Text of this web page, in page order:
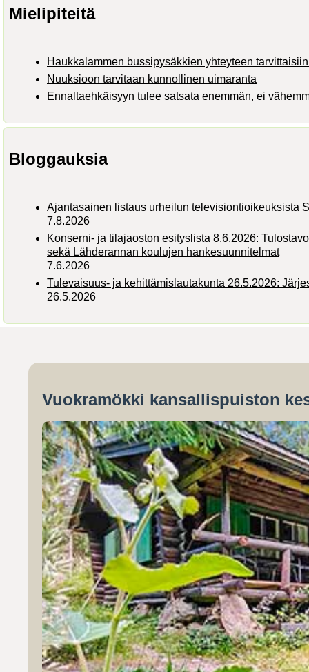
Mielipiteitä
Haukkalammen bussipysäkkien yhteyteen
Nuuksioon tarvitaan kunnollinen uimaranta
Ennaltaehkäisyyn tulee satsata enemmän, ei
Bloggauksia
Ajantasainen listaus urheilun televisiontioikeuksista
7.8.2026
Konserni- ja tilajaoston esityslista 8.6.2026:
sekä Lähderannan koulujen hankesuunnitelmat
7.6.2026
Tulevaisuus- ja kehittämislautakunta 26.5.2026:
26.5.2026
Vuokramökki kansallispuiston